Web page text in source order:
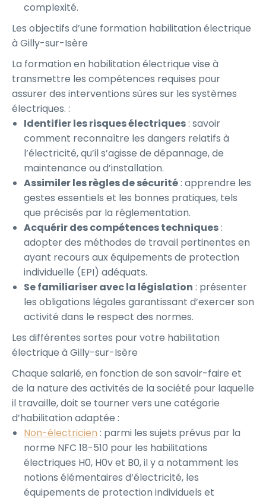
complexité.
Les objectifs d’une formation habilitation électrique
à Gilly-sur-Isère
La formation en habilitation électrique vise à
transmettre les compétences requises pour
assurer des interventions sûres sur les systèmes
électriques. :
Identifier les risques électriques: savoir
comment reconnaître les dangers relatifs à
l’électricité, qu’il s’agisse de dépannage, de
maintenance ou d’installation.
Assimiler les règles de sécurité: apprendre les
gestes essentiels et les bonnes pratiques, tels
que précisés par la réglementation.
Acquérir des compétences techniques:
adopter des méthodes de travail pertinentes en
ayant recours aux équipements de protection
individuelle (EPI) adéquats.
Se familiariser avec la législation : présenter
les obligations légales garantissant d’exercer son
activité dans le respect des normes.
Les différentes sortes pour votre habilitation
électrique à Gilly-sur-Isère
Chaque salarié, en fonction de son savoir-faire et
de la nature des activités de la société pour laquelle
il travaille, doit se tourner vers une catégorie
d’habilitation adaptée :
Non-électricien : parmi les sujets prévus par la
norme NFC 18-510 pour les habilitations
électriques H0, H0v et B0, il y a notamment les
notions élémentaires d’électricité, les
équipements de protection individuels et